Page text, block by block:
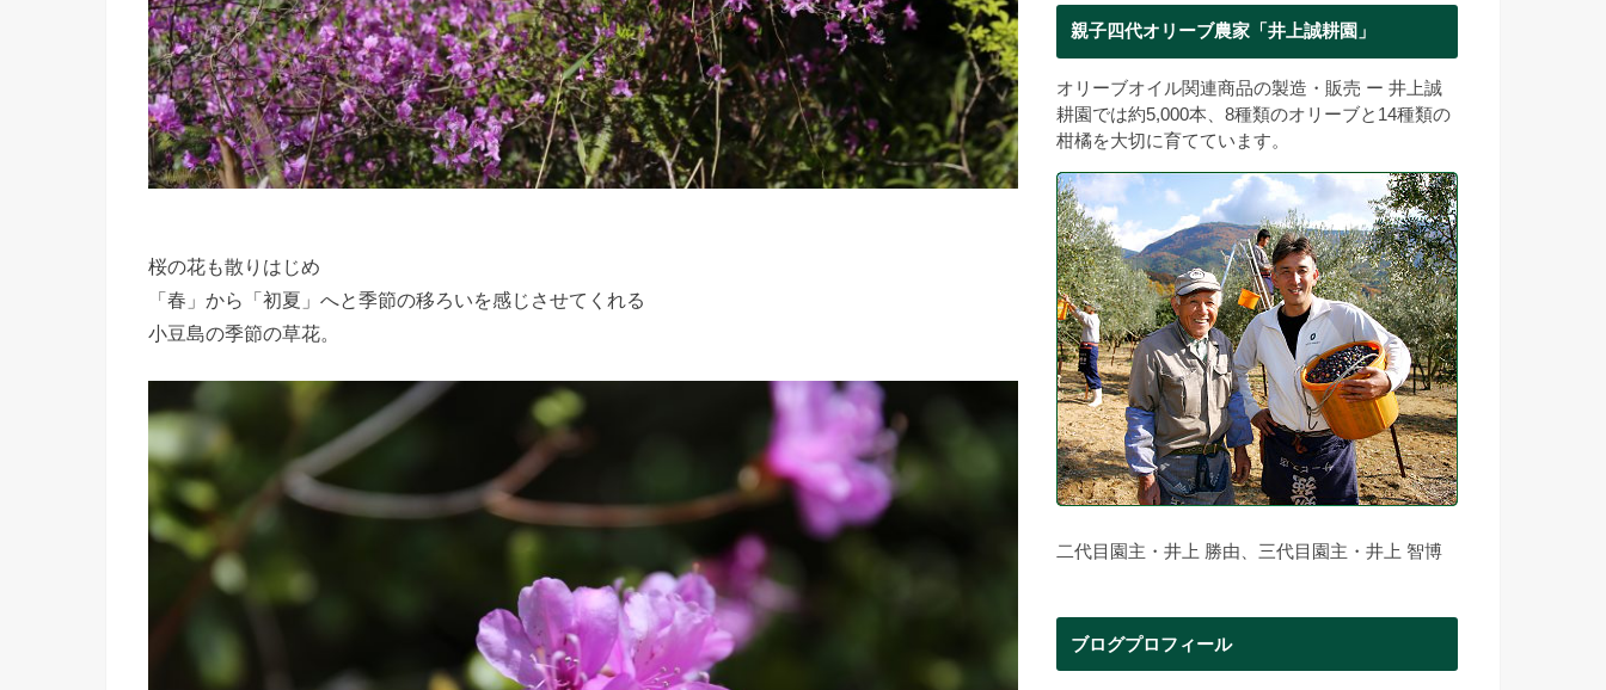
桜の花も散りはじめ
「春」から「初夏」へと季節の移ろいを感じさせてくれる
小豆島の季節の草花。
親子四代オリーブ農家「井上誠耕園」
オリーブオイル関連商品の製造・販売 ー 井上誠
耕園では約5,000本、8種類のオリーブと14種類の
柑橘を大切に育てています。
二代目園主・井上 勝由、三代目園主・井上 智博
ブログプロフィール